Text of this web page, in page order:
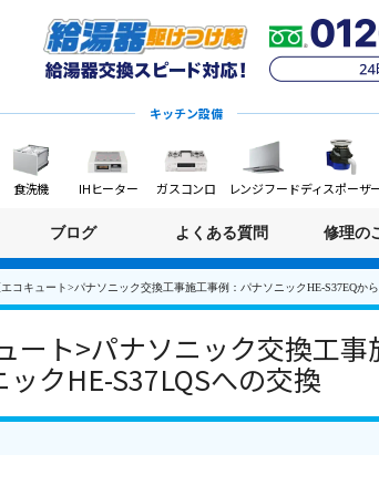
キッチン設備
食洗機 IHヒーター ガスコンロ レンジフードディスポーザ
ブログ よくある質問 修理の
コキュート>パナソニック交換工事施工事例：パナソニックHE-S37EQか
ート>パナソニック交換工
クHE-S37LQSへの交換